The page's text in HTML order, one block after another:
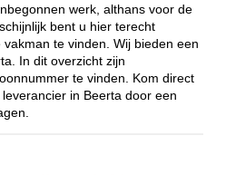
werk, althans voor de
bent u hier terecht
te vinden. Wij bieden een
In dit overzicht zijn
te vinden. Kom direct
in Beerta door een